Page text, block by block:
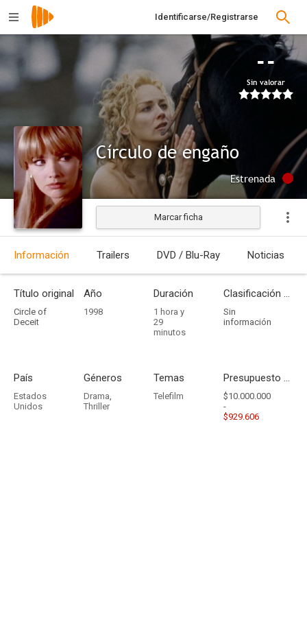
Identificarse/Registrarse
--
Sin valorar
Círculo de engaño
Estrenada
Marcar ficha
Información Trailers DVD / Blu-Ray Noticias
Título original
Circle of
Deceit
Año
1998
Duración
1 hora y
29
minutos
Clasificación por edades
Sin
información
País
Estados
Unidos
Géneros
Drama,
Thriller
Temas
Telefilm
Presupuesto - Ingresos
$10.000.000
-
$929.606